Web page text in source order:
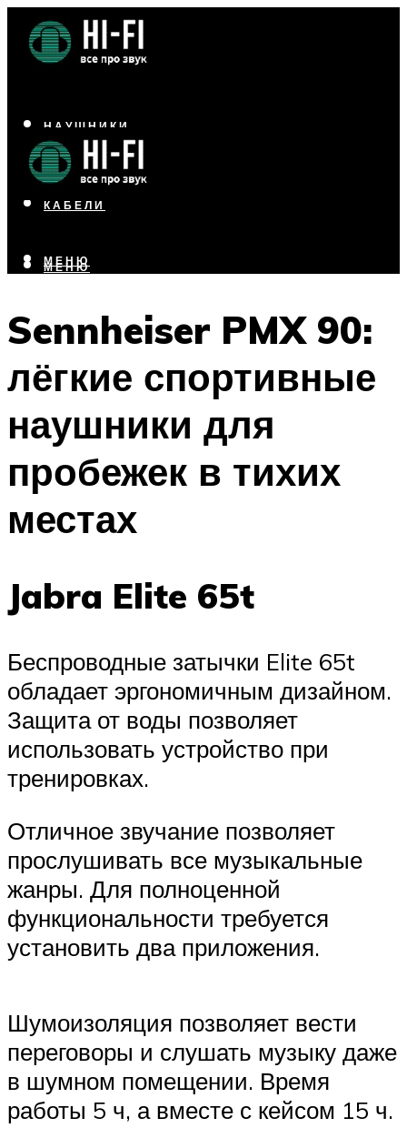
НАУШНИКИ
АКУСТИКА
УСИЛИТЕЛИ
КАБЕЛИ
МЕНЮ
МЕНЮ
Sennheiser PMX 90:
лёгкие спортивные
наушники для
пробежек в тихих
местах
Jabra Elite 65t
Беспроводные затычки Elite 65t
обладает эргономичным дизайном.
Защита от воды позволяет
использовать устройство при
тренировках.
Отличное звучание позволяет
прослушивать все музыкальные
жанры. Для полноценной
функциональности требуется
установить два приложения.
Шумоизоляция позволяет вести
переговоры и слушать музыку даже
в шумном помещении. Время
работы 5 ч, а вместе с кейсом 15 ч.